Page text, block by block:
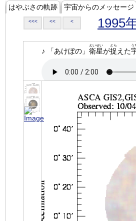
はやぶさの軌跡 宇宙からのメッセージ
<<< << < 1995
♪ 「あけぼの」 衛星
えいせい
が捉
とら
えた
う